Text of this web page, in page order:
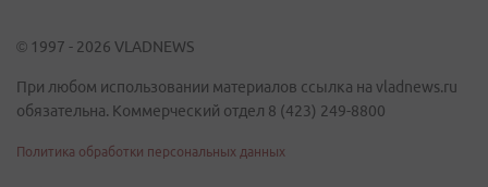
© 1997 - 2026 VLADNEWS
При любом использовании материалов ссылка на vladnews.ru
обязательна. Коммерческий отдел 8 (423) 249-8800
Политика обработки персональных данных